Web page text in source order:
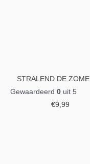
STRALEND DE
Gewaardeerd 0 uit 5
€9,99